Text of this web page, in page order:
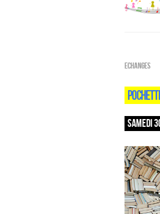
ECHANGES
SAMEDI